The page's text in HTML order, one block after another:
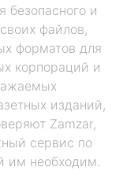
безопасного и
файлов,
форматов для
корпораций и
изданий,
Zamzar,
сервис по
им необходим.